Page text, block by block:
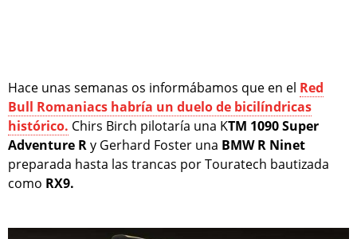
Hace unas semanas os informábamos que en el Red
Bull Romaniacs habría un duelo de bicilíndricas
histórico. Chirs Birch pilotaría una KTM 1090 Super
Adventure Ry Gerhard Foster una BMW R Ninet
preparada hasta las trancas por Touratech bautizada
como RX9.